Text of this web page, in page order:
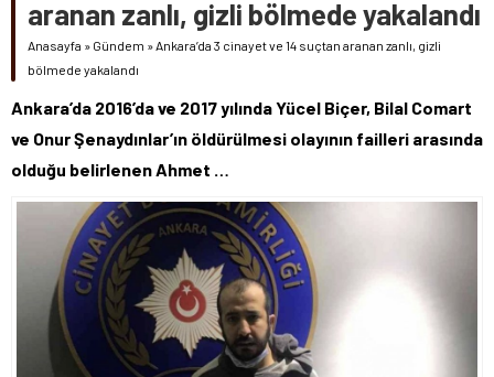
DOLAR
47,7010
EURO
aranan zanlı, gizli bölmede yakalandı
Anasayfa » Gündem »Ankara’da 3 cinayet ve 14 suçtan aranan zanlı, gizli
bölmede yakalandı
Ankara’da 2016’da ve 2017 yılında Yücel Biçer, Bilal Comart
ve Onur Şenaydınlar’ın öldürülmesi olayının failleri arasında
olduğu belirlenen Ahmet …